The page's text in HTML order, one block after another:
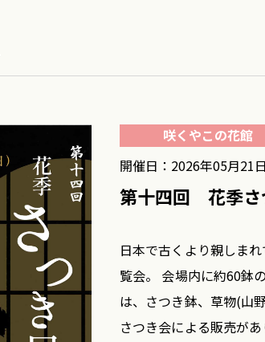
咲くやこの花館
開催日：2026年05月21
第十四回 花季さ
日本で古くより親しま
覧会。 会場内に約60鉢
は、さつき鉢、草物(山
さつき会による販売が